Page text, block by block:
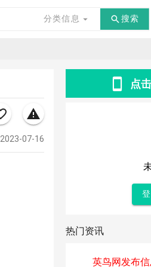
分类信息 搜索
商务 交友 其
2023-07-16
点
热门资讯
英鸟网发布